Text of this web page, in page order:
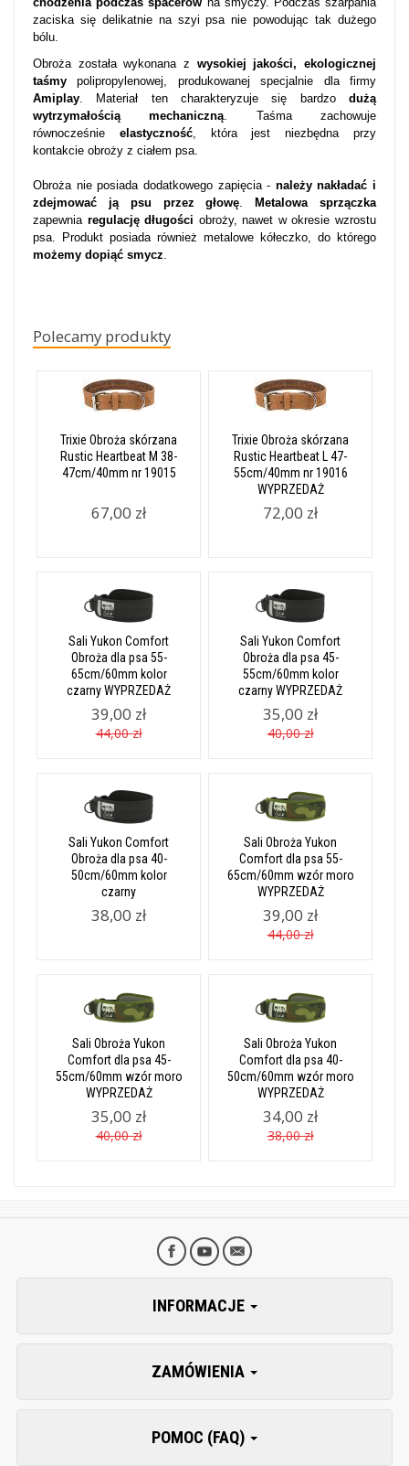
zaciska się delikatnie na szyi psa nie powodując tak dużego
bólu.
Obroża została wykonana z wysokiej jakości, ekologicznej
taśmypolipropylenowej, produkowanej specjalnie dla firmy
Amiplay. Materiał ten charakteryzuje się bardzodużą
wytrzymałością mechaniczną. Taśma zachowuje
równocześnie elastyczność, która jest niezbędna przy
kontakcie obroży z ciałem psa.
Obroża nie posiada dodatkowego zapięcia - należy nakładać i
zdejmować ją psu przez głowę. Metalowa sprzączka
zapewnia regulację długości obroży, nawet w okresie wzrostu
psa. Produkt posiada również metalowe kółeczko, do którego
możemy dopiąć smycz.
Polecamy produkty
Trixie Obroża skórzana
Rustic Heartbeat M 38-
47cm/40mm nr 19015
67,00 zł
Trixie Obroża skórzana
Rustic Heartbeat L 47-
55cm/40mm nr 19016
WYPRZEDAŻ
72,00 zł
Sali Yukon Comfort
Obroża dla psa 55-
65cm/60mm kolor
czarny WYPRZEDAŻ
39,00 zł
44,00 zł
Sali Yukon Comfort
Obroża dla psa 45-
55cm/60mm kolor
czarny WYPRZEDAŻ
35,00 zł
40,00 zł
Sali Yukon Comfort
Obroża dla psa 40-
50cm/60mm kolor
czarny
38,00 zł
Sali Obroża Yukon
Comfort dla psa 55-
65cm/60mm wzór moro
WYPRZEDAŻ
39,00 zł
44,00 zł
Sali Obroża Yukon
Comfort dla psa 45-
55cm/60mm wzór moro
WYPRZEDAŻ
35,00 zł
40,00 zł
Sali Obroża Yukon
Comfort dla psa 40-
50cm/60mm wzór moro
WYPRZEDAŻ
34,00 zł
38,00 zł
INFORMACJE
ZAMÓWIENIA
POMOC (FAQ)